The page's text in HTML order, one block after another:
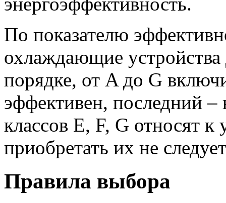
По показателю
охлаждающие устройства
порядке, от A до G
эффективен, последний
классов E, F, G относят
приобретать их не
Правила выбора